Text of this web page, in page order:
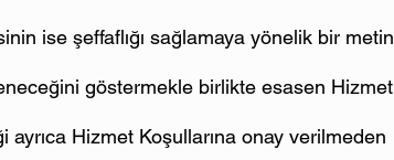
ise şeffaflığı sağlamaya yönelik bir metin
göstermekle birlikte esasen Hizmet
ayrıca Hizmet Koşullarına onay verilmeden